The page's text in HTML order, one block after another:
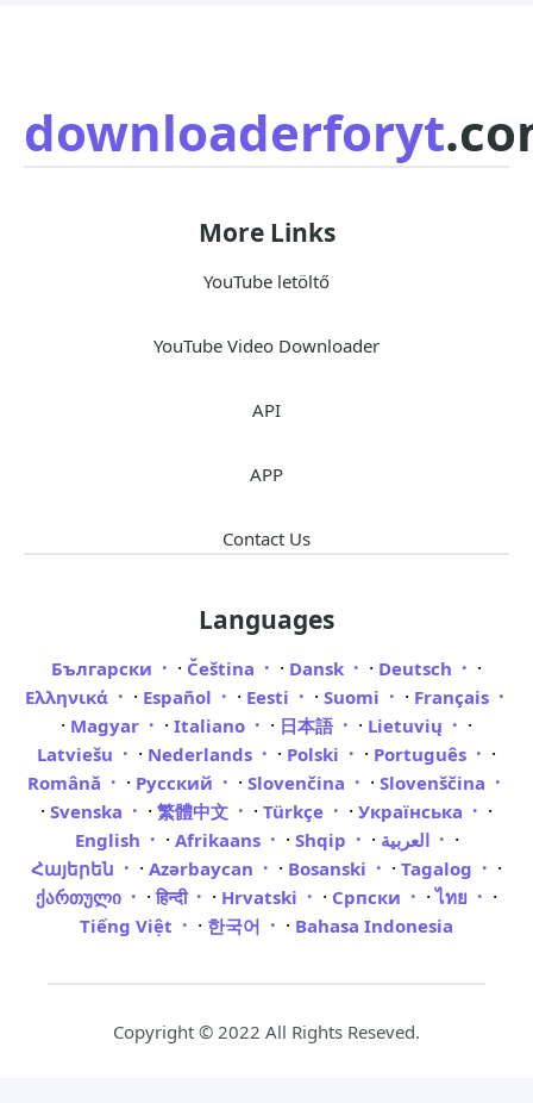
downloaderforyt
More Links
YouTube letöltő
YouTube Video Downloader
API
APP
Contact Us
Languages
Български · Čeština · Dansk · Deutsch ·
Ελληνικά · Español · Eesti · Suomi · Français
· Magyar · Italiano · 日本語 · Lietuvių ·
Latviešu · Nederlands · Polski · Português ·
Română · Русский · Slovenčina · Slovenščina
· Svenska · 繁體中文 · Türkçe · Українська ·
English · Afrikaans · Shqip · العربية ·
Հայերեն · Azərbaycan · Bosanski · Tagalog ·
ქართული · हिन्दी · Hrvatski · Српски ·ไทย ·
Tiếng Việt · 한국어 · Bahasa Indonesia
Copyright © 2022 All Rights Reseved.